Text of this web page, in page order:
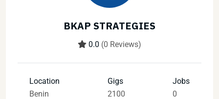
BKAP STRATEGIES
0.0 (0 Reviews)
Location
Benin
Gigs
2100
Jobs
0